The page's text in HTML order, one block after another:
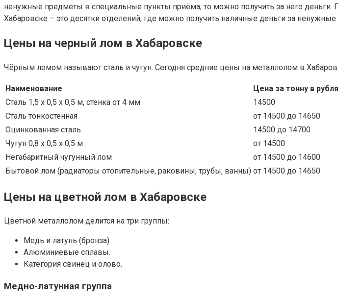
ненужные предметы в специальные пункты приёма, то можно получить за него
Хабаровске – это десятки отделений, где можно получить наличные деньги за ненужные
Цены на черный лом в Хабаровске
Чёрным ломом называют сталь и чугун. Сегодня средние цены на металлолом в
Наименование
Цена за тонну в
Сталь 1,5 х 0,5 х 0,5 м, стенка от 4 мм
14500
Сталь тонкостенная
от 14500 до 14650
Оцинкованная сталь
14500 до 14700
Чугун 0,8 х 0,5 х 0,5 м
от 14500
Негабаритный чугунный лом
от 14500 до 14600
Бытовой лом (радиаторы отопительные, раковины, трубы, ванны) от 14500 до 14650
Цены на цветной лом в Хабаровске
Цветной металлолом делится на три группы:
Медь и латунь (бронза).
Алюминиевые сплавы.
Категория свинец и олово.
Медно-латунная группа